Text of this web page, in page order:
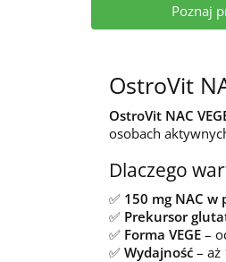
Poznaj
OstroVit
OstroVit NAC
osobach
Dlaczego
✅ 150 mg NAC w
✅ Prekursor
✅ Forma VEGE –
✅ Wydajność –